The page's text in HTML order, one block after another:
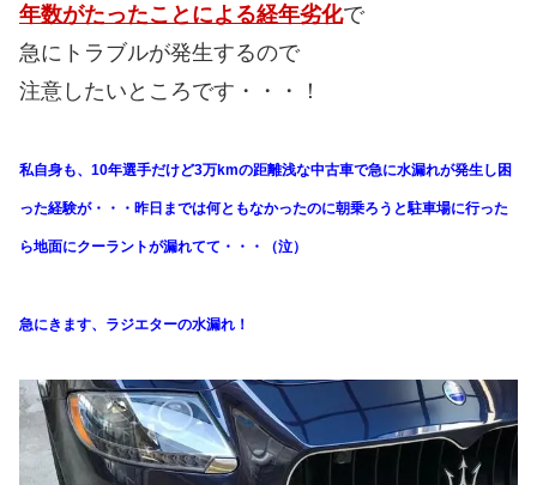
年数がたったことによる経年劣化で
急にトラブルが発生するので
注意したいところです・・・！
私自身も、10年選手だけど3万kmの距離浅な中古車で急に水漏れが発生し困
った経験が・・・昨日までは何ともなかったのに朝乗ろうと駐車場に行った
ら地面にクーラントが漏れてて・・・（泣）
急にきます、ラジエターの水漏れ！